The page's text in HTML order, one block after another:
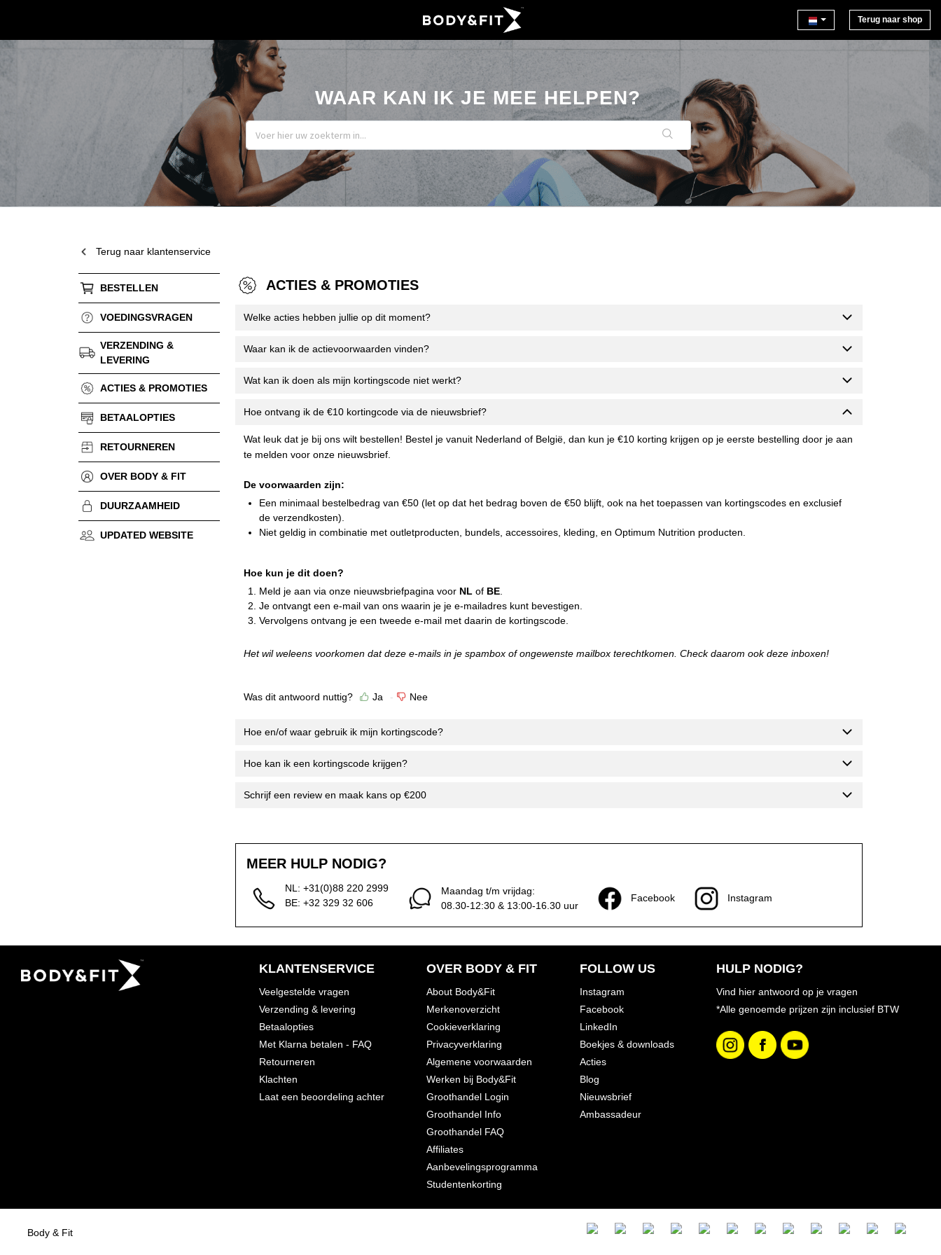
Terug naar shop
WAAR KAN IK JE MEE HELPEN?
Terug naar klantenservice
BESTELLEN
VOEDINGSVRAGEN
VERZENDING &
LEVERING
ACTIES & PROMOTIES
BETAALOPTIES
RETOURNEREN
OVER BODY & FIT
DUURZAAMHEID
UPDATED WEBSITE
ACTIES & PROMOTIES
Welke acties hebben jullie op dit moment?
Waar kan ik de actievoorwaarden vinden?
Wat kan ik doen als mijn kortingscode niet werkt?
Hoe ontvang ik de €10 kortingcode via de nieuwsbrief?
Wat leuk dat je bij ons wilt bestellen! Bestel je vanuit Nederland of België, dan kun je €10 korting krijgen op je eerste bestelling door je aan
te melden voor onze nieuwsbrief.
De voorwaarden zijn:
Een minimaal bestelbedrag van €50 (let op dat het bedrag boven de €50 blijft, ook na het toepassen van kortingscodes en exclusief
de verzendkosten).
Niet geldig in combinatie met outletproducten, bundels, accessoires, kleding, en Optimum Nutrition producten.
Hoe kun je dit doen?
Meld je aan via onze nieuwsbriefpagina voor NL of BE
Je ontvangt een e-mail van ons waarin je je e-mailadres kunt bevestigen.
Vervolgens ontvang je een tweede e-mail met daarin de kortingscode.
Het wil weleens voorkomen dat deze e-mails in je spambox of ongewenste mailbox terechtkomen. Check daarom ook deze inboxen!
Was dit antwoord nuttig? Ja Nee
Hoe en/of waar gebruik ik mijn kortingscode?
Hoe kan ik een kortingscode krijgen?
Schrijf een review en maak kans op €200
MEER HULP NODIG?
NL: +31(0)88 220 2999
BE: +32 329 32 606
Maandag t/m vrijdag:
08.30-12:30 & 13:00-16.30 uur
Facebook Instagram
KLANTENSERVICE
Veelgestelde vragen
Verzending & levering
Betaalopties
Met Klarna betalen - FAQ
Retourneren
Klachten
Laat een beoordeling achter
OVER BODY & FIT
About Body&Fit
Merkenoverzicht
Cookieverklaring
Privacyverklaring
Algemene voorwaarden
Werken bij Body&Fit
Groothandel Login
Groothandel Info
Groothandel FAQ
Affiliates
Aanbevelingsprogramma
Studentenkorting
FOLLOW US
Instagram
Facebook
LinkedIn
Boekjes & downloads
Acties
Blog
Nieuwsbrief
Ambassadeur
HULP NODIG?
Vind hier antwoord op je vragen
*Alle genoemde prijzen zijn inclusief BTW
Body & Fit